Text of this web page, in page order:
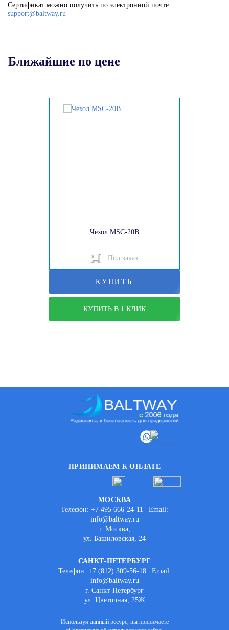
Сертификат можно получить по электронной почте
support@baltway.ru
Ближайшие по цене
Чехол MSC-20B
Под заказ
КУПИТЬ
КУПИТЬ В 1 КЛИК
ПРИНИМАЕМ К ОПЛАТЕ
МОСКВА
Телефон: +7 495 666-24-11 | Email:
info@baltway.ru
г. Москва,
ул. Башиловская, 24
САНКТ-ПЕТЕРБУРГ
Телефон: +7 (812) 309-56-18 | Email:
info@baltway.ru
г. Санкт-Петербург
ул. Цветочная, 25Ж
Используя данный ресурс, вы принимаете